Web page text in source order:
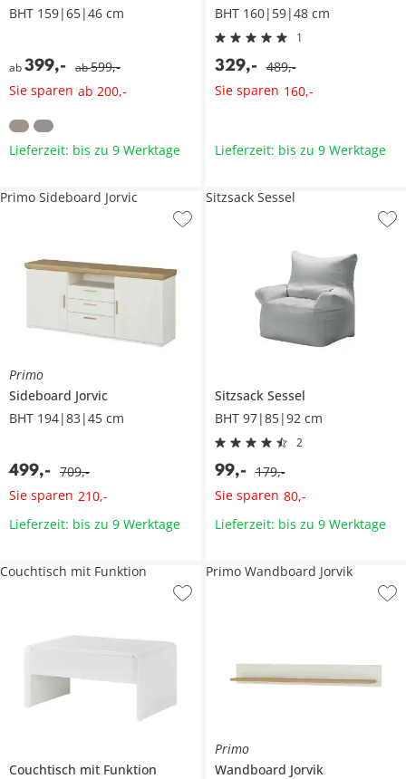
BHT 159|65|46 cm
ab399,- ab599,-
Sie sparen ab 200,-
Lieferzeit: bis zu 9 Werktage
BHT 160|59|48 cm
1
329,- 489,-
Sie sparen 160,-
Lieferzeit: bis zu 9 Werktage
Primo
Sideboard Jorvic
BHT 194|83|45 cm
499,- 709,-
Sie sparen 210,-
Primo Sideboard Jorvic
Lieferzeit: bis zu 9 Werktage
Sitzsack Sessel
BHT 97|85|92 cm
2
99,- 179,-
Sie sparen 80,-
Sitzsack Sessel
Lieferzeit: bis zu 9 Werktage
Couchtisch mit Funktion
Couchtisch mit Funktion
Primo
Wandboard Jorvik
Primo Wandboard Jorvik